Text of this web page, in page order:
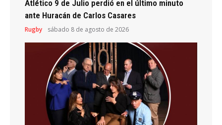
Atlético 9 de Julio perdió en el último minuto
ante Huracán de Carlos Casares
Rugby sábado 8 de agosto de 2026